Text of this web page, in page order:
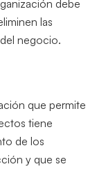
debe
las
negocio.
que permite
tiene
de los
y que se